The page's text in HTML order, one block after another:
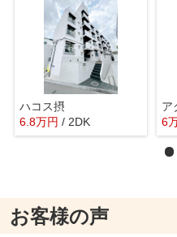
ハコス摂
6.8万円 / 2DK
ア
6
お客様の声